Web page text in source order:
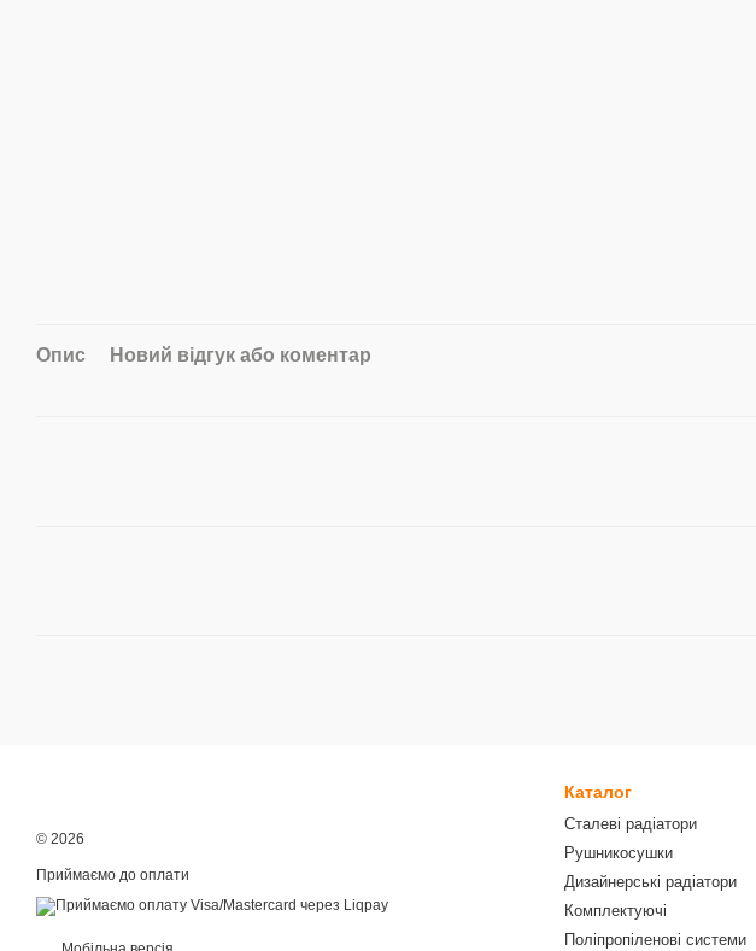
Опис Новий відгук або коментар
© 2026
Приймаємо до оплати
Каталог
Сталеві радіатори
Рушникосушки
Дизайнерські радіатори
Комплектуючі
Поліпропіленові системи